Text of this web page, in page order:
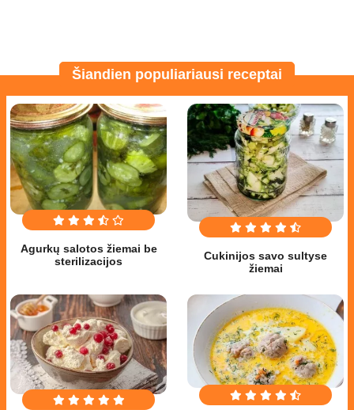
Šiandien populiariausi receptai
Agurkų salotos žiemai be
sterilizacijos
Cukinijos savo sultyse
žiemai